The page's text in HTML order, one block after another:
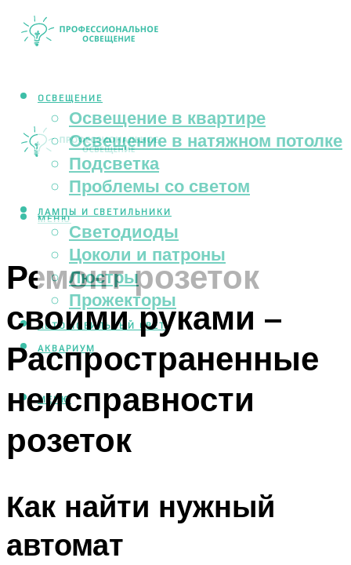
ОСВЕЩЕНИЕ
Освещение в квартире
Освещение в натяжном потолке
Подсветка
Проблемы со светом
ЛАМПЫ И СВЕТИЛЬНИКИ
Светодиоды
Цоколи и патроны
Люстры
Прожекторы
АВТОМОБИЛЬНЫЙ СВЕТ
АКВАРИУМ
МЕНЮ
МЕНЮ
Ремонт розеток
своими руками –
Распространенные
неисправности
розеток
Как найти нужный
автомат